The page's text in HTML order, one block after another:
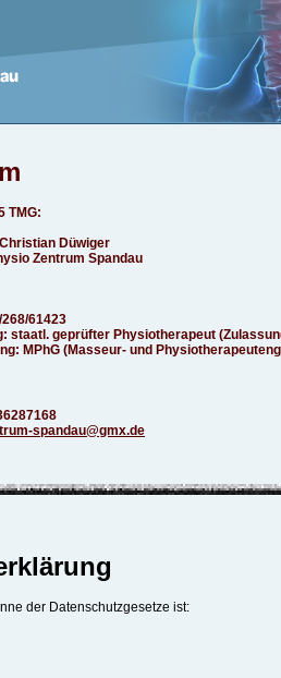
TMG:
Düwiger
Zentrum Spandau
61423
staatl. geprüfter Physiotherapeut
MPhG (Masseur- und
spandau@gmx.de
der Datenschutzgesetze ist: